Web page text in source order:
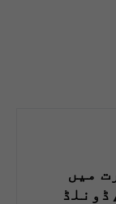
میں